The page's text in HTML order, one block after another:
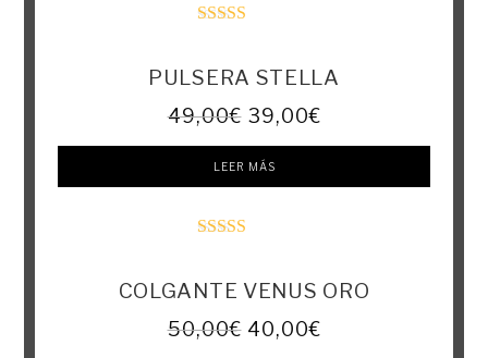
PULSERA STELLA
49,00€ 39,00€
LEER MÁS
COLGANTE VENUS ORO
50,00€ 40,00€